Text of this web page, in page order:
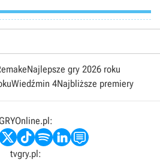
Najlepsze gry 2026 roku
Wiedźmin 4Najbliższe premiery
tvgry.pl: